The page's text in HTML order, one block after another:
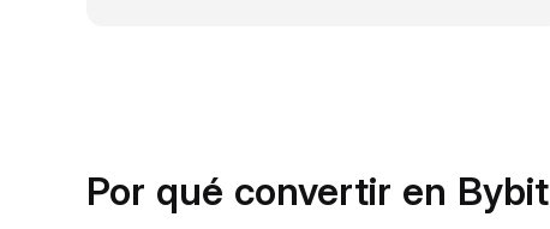
Por qué convertir en Bybit